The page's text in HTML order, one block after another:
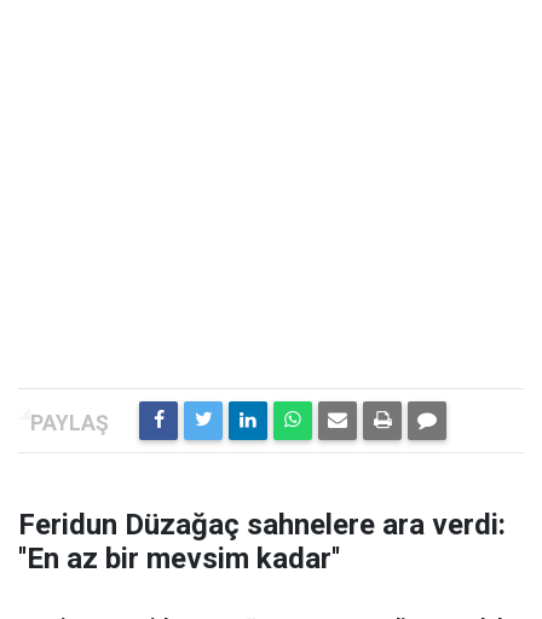
Feridun Düzağaç sahnelere ara verdi:
''En az bir mevsim kadar''